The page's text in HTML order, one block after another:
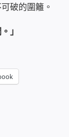
破的圍籬。
」